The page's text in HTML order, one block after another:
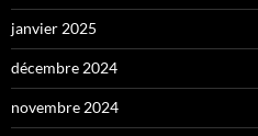
janvier 2025
décembre 2024
novembre 2024